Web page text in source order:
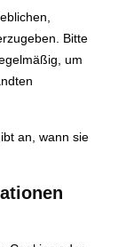
Bitte
um
an, wann sie